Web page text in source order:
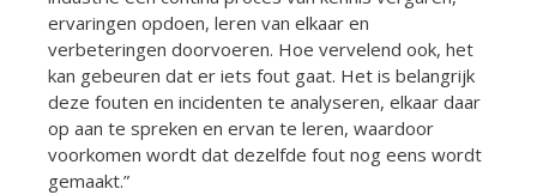
ervaringen opdoen, leren van elkaar en
verbeteringen doorvoeren. Hoe vervelend ook, het
kan gebeuren dat er iets fout gaat. Het is belangrijk
deze fouten en incidenten te analyseren, elkaar daar
op aan te spreken en ervan te leren, waardoor
voorkomen wordt dat dezelfde fout nog eens wordt
gemaakt.”